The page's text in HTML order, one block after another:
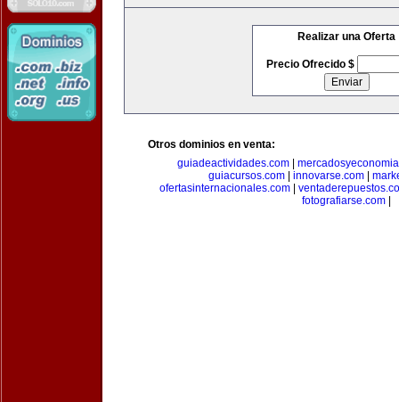
Realizar una Oferta
Precio Ofrecido $
Otros dominios en venta:
guiadeactividades.com|
guiacursos.com| innovarse.com|
ofertasinternacionales.com|
fotografiarse.com